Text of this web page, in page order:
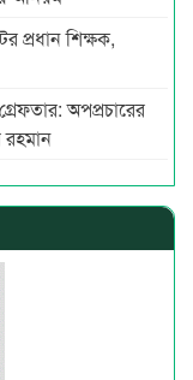
প্রধান শিক্ষক,
অপপ্রচারের
রহমান